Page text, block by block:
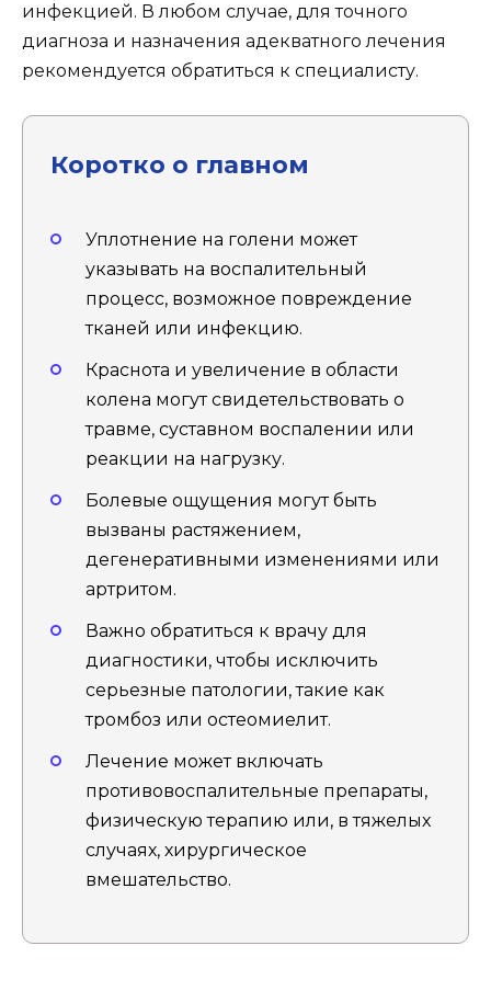
инфекцией. В любом случае, для точного
диагноза и назначения адекватного лечения
рекомендуется обратиться к специалисту.
Коротко о главном
Уплотнение на голени может
указывать на воспалительный
процесс, возможное повреждение
тканей или инфекцию.
Краснота и увеличение в области
колена могут свидетельствовать о
травме, суставном воспалении или
реакции на нагрузку.
Болевые ощущения могут быть
вызваны растяжением,
дегенеративными изменениями или
артритом.
Важно обратиться к врачу для
диагностики, чтобы исключить
серьезные патологии, такие как
тромбоз или остеомиелит.
Лечение может включать
противовоспалительные препараты,
физическую терапию или, в тяжелых
случаях, хирургическое
вмешательство.